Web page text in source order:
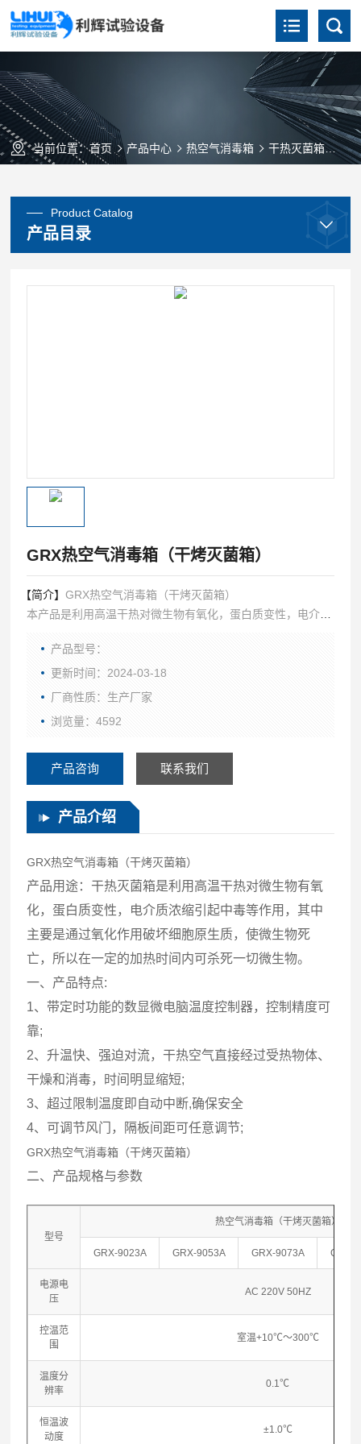
当前位置：首页 产品中心 热空气消毒箱 干热灭菌箱
Product Catalog
产品目录
GRX热空气消毒箱（干烤灭菌箱）
【简介】GRX热空气消毒箱（干烤灭菌箱）
本产品是利用高温干热对微生物有氧化，蛋白质变性，电介质
物，使微生物死亡，所以在一定的加热时间内可杀死一切微生
物。
产品型号：
更新时间：2024-03-18
厂商性质：生产厂家
浏览量：4592
产品咨询 联系我们
产品介绍
GRX热空气消毒箱（干烤灭菌箱）
产品用途：干热灭菌箱是利用高温干热对微生物有氧
化，蛋白质变性，电介质浓缩引起中毒等作用，其中
主要是通过氧化作用破坏细胞原生质，使微生物死
亡，所以在一定的加热时间内可杀死一切微生物。
一、产品特点:
1、带定时功能的数显微电脑温度控制器，控制精度可
靠;
2、升温快、强迫对流，干热空气直接经过受热物体、
干燥和消毒，时间明显缩短;
3、超过限制温度即自动中断,确保安全
4、可调节风门，隔板间距可任意调节;
GRX热空气消毒箱（干烤灭菌箱）
二、产品规格与参数
型号
热空气消毒箱（干烤灭菌箱）
GRX-9023A GRX-9053A GRX-9073A GRX-
电源电
压
AC 220V 50HZ
控温范
围
室温+10℃～300℃
温度分
辨率
0.1℃
恒温波
动度
±1.0℃